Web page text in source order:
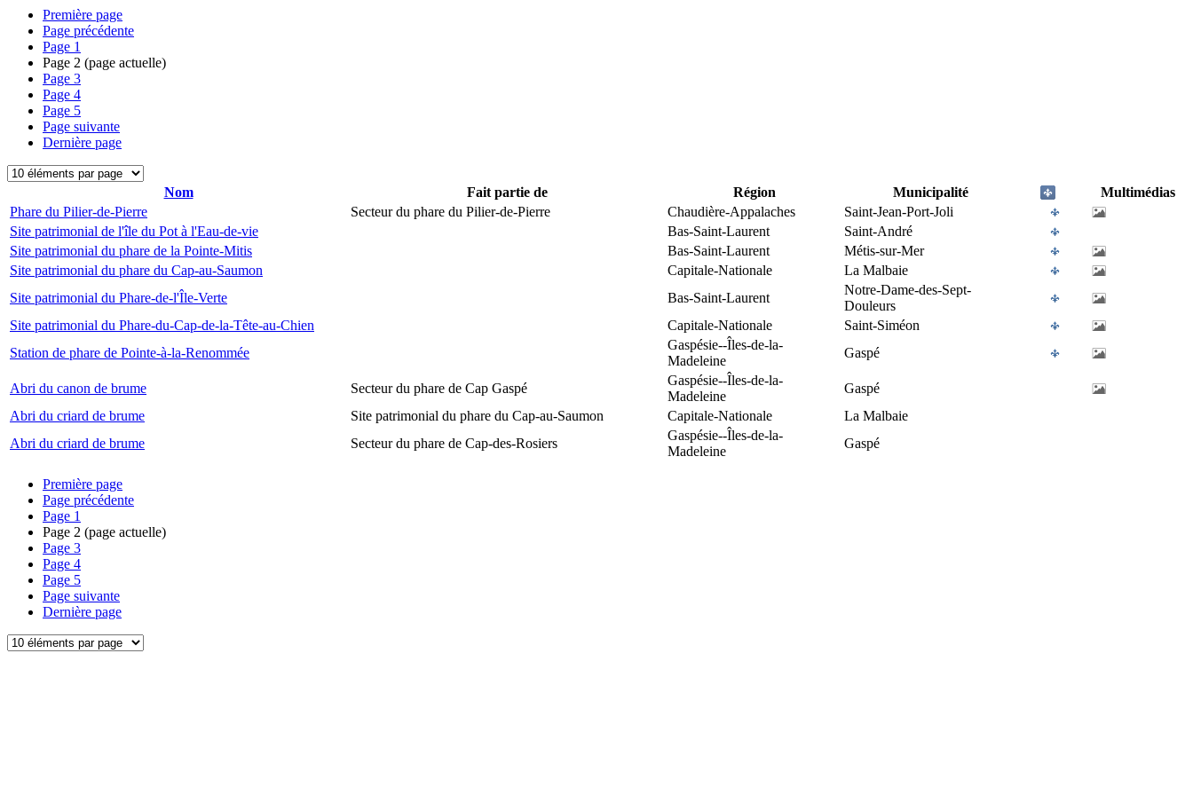
Première page
Page précédente
Page 1
Page 2 (page actuelle)
Page 3
Page 4
Page 5
Page suivante
Dernière page
Nom Fait partie de Région Municipalité
Multimédias
Phare du Pilier-de-Pierre
Secteur du phare du Pilier-de-Pierre Chaudière-Appalaches
Saint-Jean-Port-Joli
Site patrimonial de l'île du Pot à l'Eau-de-vie
Bas-Saint-Laurent
Saint-André
Site patrimonial du phare de la Pointe-Mitis
Bas-Saint-Laurent
Métis-sur-Mer
Site patrimonial du phare du Cap-au-Saumon
Capitale-Nationale
La Malbaie
Site patrimonial du Phare-de-l'Île-Verte
Bas-Saint-Laurent
Notre-Dame-des-Sept-
Douleurs
Site patrimonial du Phare-du-Cap-de-la-Tête-au-Chien
Capitale-Nationale
Saint-Siméon
Station de phare de Pointe-à-la-Renommée
Gaspésie--Îles-de-la-
Madeleine
Gaspé
Abri du canon de brume Secteur du phare de Cap Gaspé
Gaspésie--Îles-de-la-
Madeleine
Gaspé
Abri du criard de brume
Site patrimonial du phare du Cap-au-Saumon Capitale-Nationale
La Malbaie
Abri du criard de brume
Secteur du phare de Cap-des-Rosiers
Gaspésie--Îles-de-la-
Madeleine
Gaspé
Première page
Page précédente
Page 1
Page 2 (page actuelle)
Page 3
Page 4
Page 5
Page suivante
Dernière page